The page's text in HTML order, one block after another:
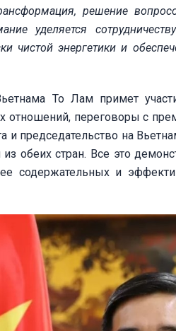
решение
уделяется
чистой энергетики и
То Лам примет
отношений, переговоры с
и председательство на
обеих стран. Все это
содержательных и